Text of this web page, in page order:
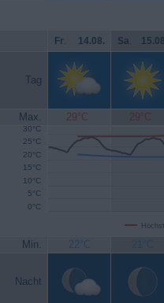
Fr. 14.08. Sa.
Tag
Max. 29°C 29°C
0°C
5°C
10°C
15°C
20°C
25°C
30°C
Min. 22°C 21°C
Nacht